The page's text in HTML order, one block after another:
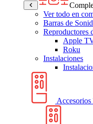
Ver todo en
Barras de
Reproductores
Apple
Roku
Instalaciones